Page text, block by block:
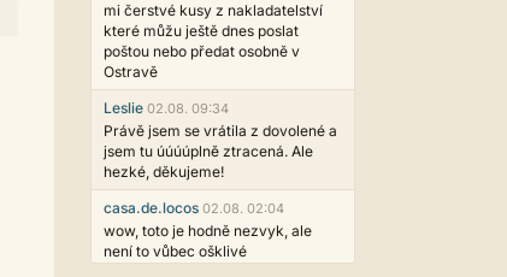
mi čerstvé kusy z nakladatelství
které můžu ještě dnes poslat
poštou nebo předat osobně v
Ostravě
Leslie 02.08. 09:34
Právě jsem se vrátila z dovolené a
jsem tu úúúúplně ztracená. Ale
hezké, děkujeme!
casa.de.locos 02.08. 02:04
wow, toto je hodně nezvyk, ale
není to vůbec ošklivé